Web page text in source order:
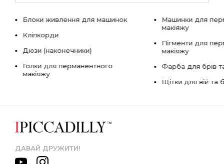
Блоки живлення для машинок
Кліпкорди
Дюзи (наконечники)
Голки для перманентного
макіяжу
Машинки для
макіяжу
Пігменти для
макіяжу
Фарба для брів
Щітки для вій та
ДАВАЙ ДРУЖИТИ!